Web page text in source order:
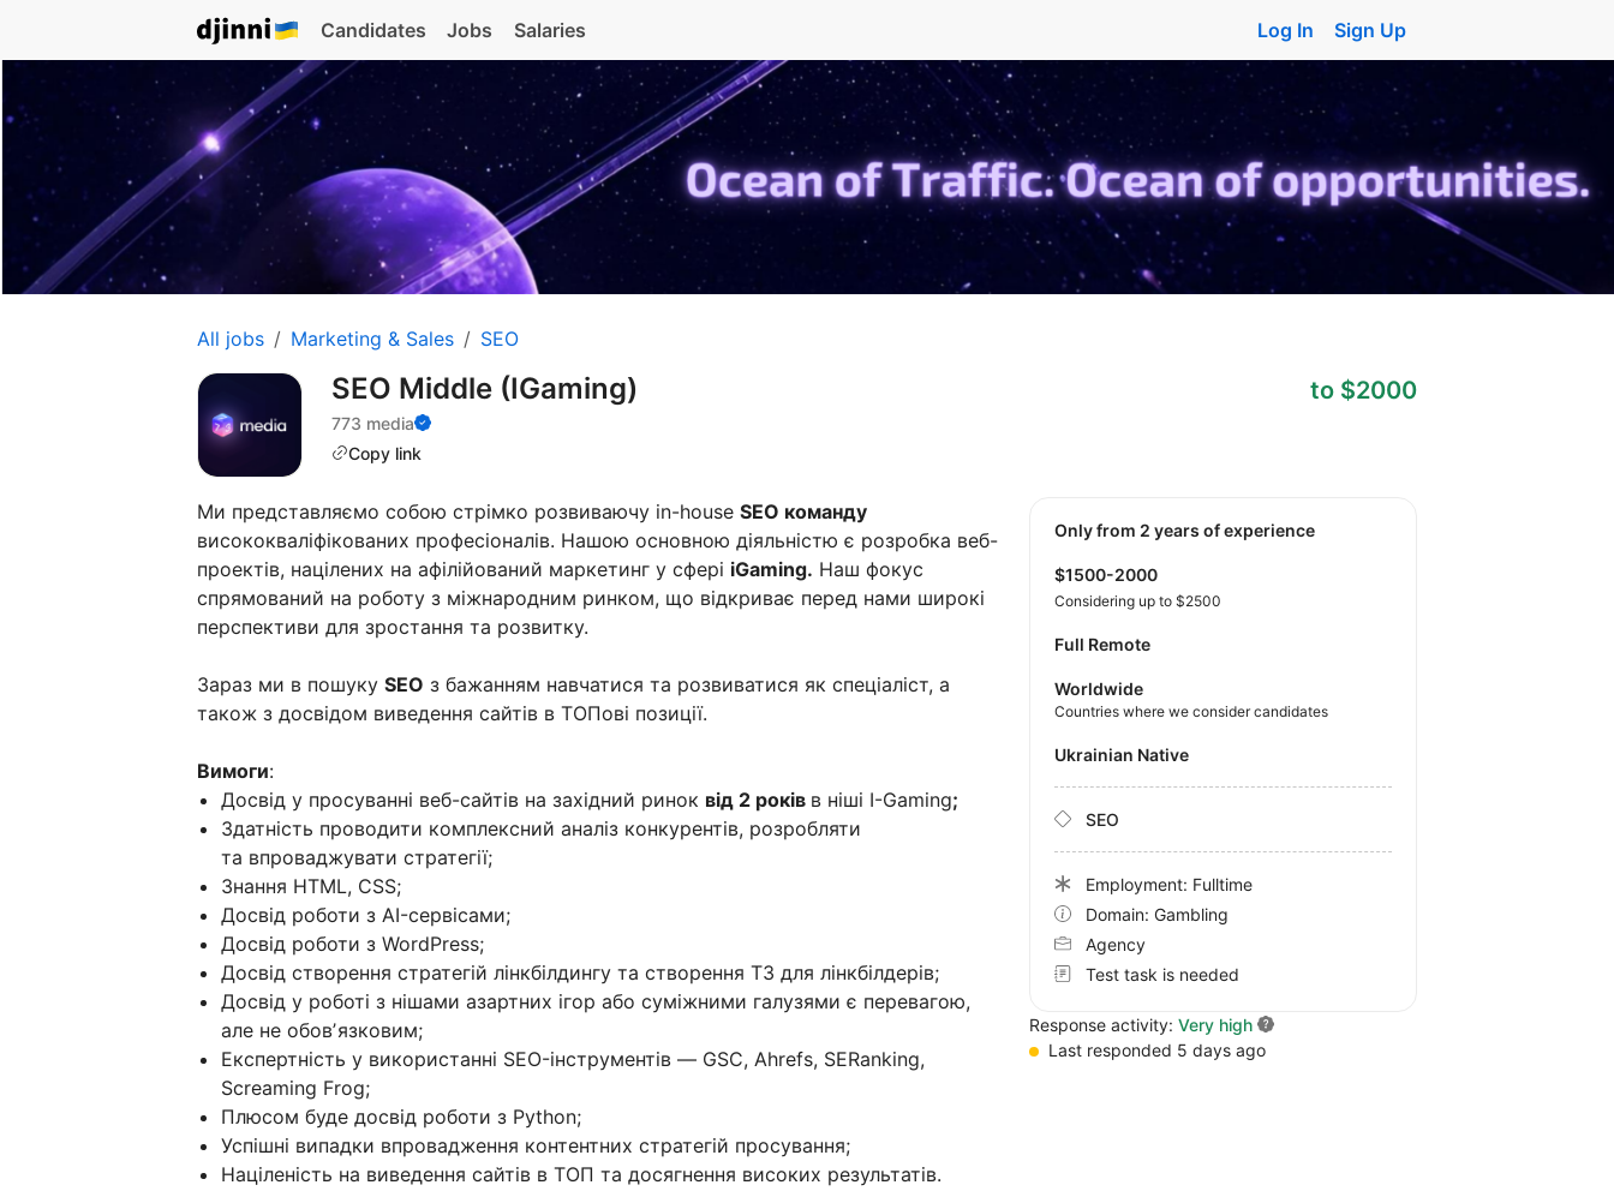
Candidates Jobs Salaries Log In Sign Up
All jobs Marketing & Sales SEO
SEO Middle (IGaming)
773 media
Copy link
to $2000
Ми представляємо собою стрімко розвиваючу in-house SEO команду
висококваліфікованих професіоналів. Нашою основною діяльністю є розробка веб-
проектів, націлених на афілійований маркетинг у сфері iGaming. Наш фокус
спрямований на роботу з міжнародним ринком, що відкриває перед нами широкі
перспективи для зростання та розвитку.
Зараз ми в пошуку SEO з бажанням навчатися та розвиватися як спеціаліст, а
також з досвідом виведення сайтів в ТОПові позиції.
Вимоги:
Досвід у просуванні веб-сайтів на західний ринок від 2 років в ніші I-Gaming;
Здатність проводити комплексний аналіз конкурентів, розробляти
та впроваджувати стратегії;
Знання HTML, CSS;
Досвід роботи з AI-сервісами;
Досвід роботи з WordPress;
Досвід створення стратегій лінкбілдингу та створення ТЗ для лінкбілдерів;
Досвід у роботі з нішами азартних ігор або суміжними галузями є перевагою,
але не обовʼязковим;
Експертність у використанні SEO-інструментів — GSC, Ahrefs, SERanking,
Screaming Frog;
Плюсом буде досвід роботи з Python;
Успішні випадки впровадження контентних стратегій просування;
Націленість на виведення сайтів в ТОП та досягнення високих результатів.
Only from 2 years of experience
$1500-2000
Considering up to $2500
Full Remote
Worldwide
Countries where we consider candidates
Ukrainian Native
SEO
Employment: Fulltime
Domain: Gambling
Agency
Test task is needed
Response activity:Very high
Last responded 5 days ago